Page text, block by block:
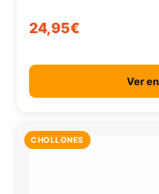
24,95€
Ver
CHOLLONES